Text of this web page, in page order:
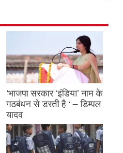
‘भाजपा सरकार ‘इंडिया’ नाम के
गठबंधन से डरती है ‘ – डिम्पल
यादव
August 26, 2023